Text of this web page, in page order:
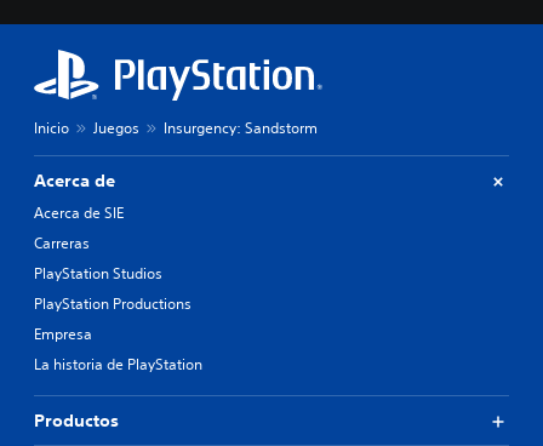
Inicio Juegos Insurgency: Sandstorm
Acerca de
Acerca de SIE
Carreras
PlayStation Studios
PlayStation Productions
Empresa
La historia de PlayStation
Productos